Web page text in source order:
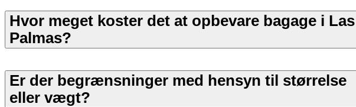
Hvor meget koster det at opbevare bagage i Las
Palmas?
Er der begrænsninger med hensyn til størrelse
eller vægt?